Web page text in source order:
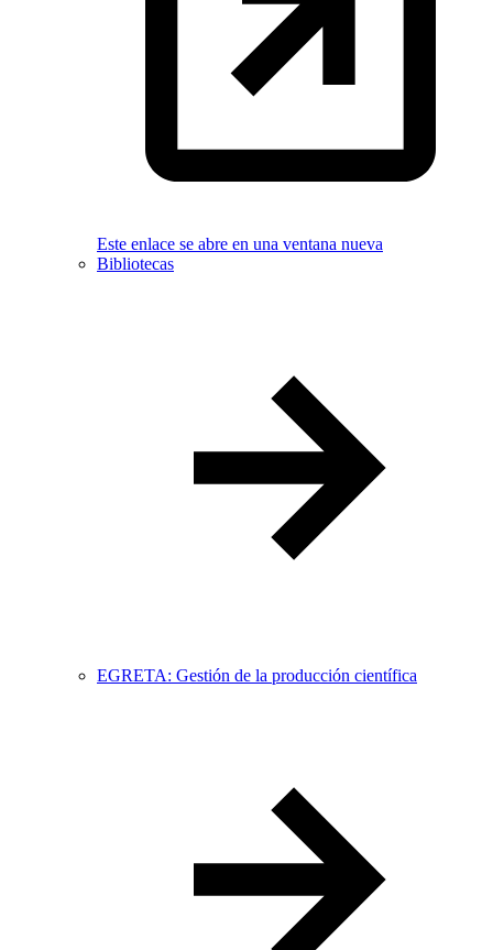
Este enlace se abre en una ventana nueva
Bibliotecas
EGRETA: Gestión de la producción científica